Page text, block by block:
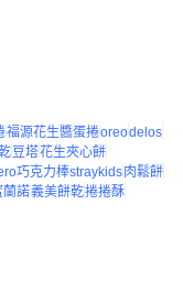
福源花生醬蛋捲oreodelos
豆塔花生夾心餅
巧克力棒straykids 肉鬆餅
蘭諾義美餅乾捲捲酥